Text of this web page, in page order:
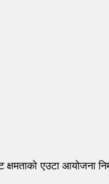
एउटा आयोजना